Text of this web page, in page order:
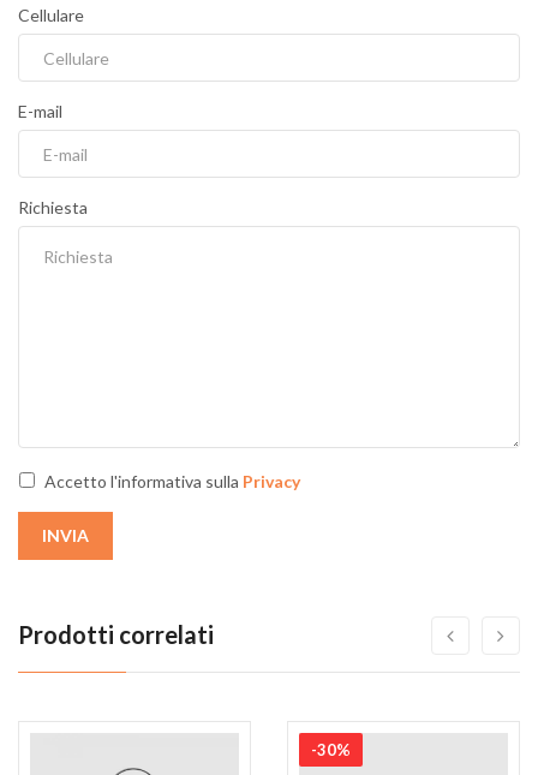
Cellulare
E-mail
Richiesta
Accetto l'informativa sulla Privacy
INVIA
Prodotti correlati
-30%